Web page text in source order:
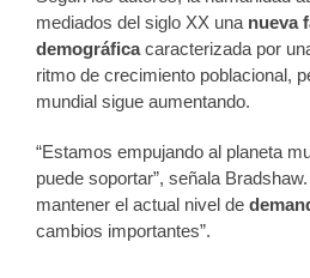
mediados del siglo XX una nueva
demográficacaracterizada por
ritmo de crecimiento poblacional,
mundial sigue aumentando.
“Estamos empujando al planeta
puede soportar”, señala
mantener el actual nivel de
cambios importantes”.